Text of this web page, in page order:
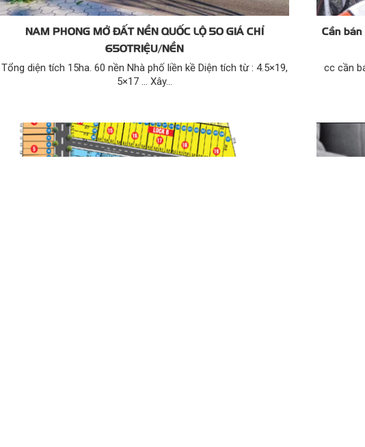
NAM PHONG MỞ ĐẤT NỀN QUỐC LỘ 50 GIÁ CHỈ
650TRIỆU/NỀN
Tổng diện tích 15ha. 60 nền Nhà phố liền kề Diện tích từ : 4.5×19,
5×17 … Xây...
Cần
cc cần